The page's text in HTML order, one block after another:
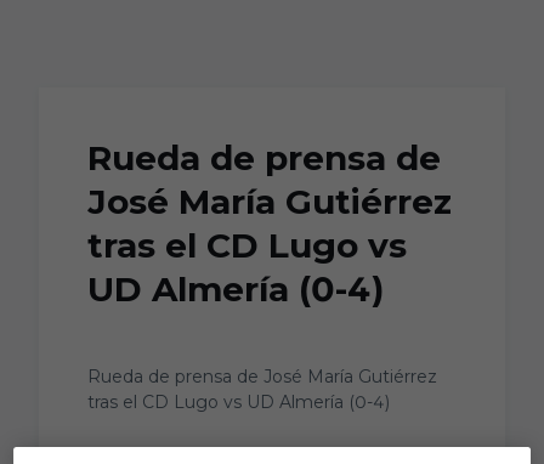
Rueda de prensa de
José María Gutiérrez
tras el CD Lugo vs
UD Almería (0-4)
Rueda de prensa de José María Gutiérrez
tras el CD Lugo vs UD Almería (0-4)